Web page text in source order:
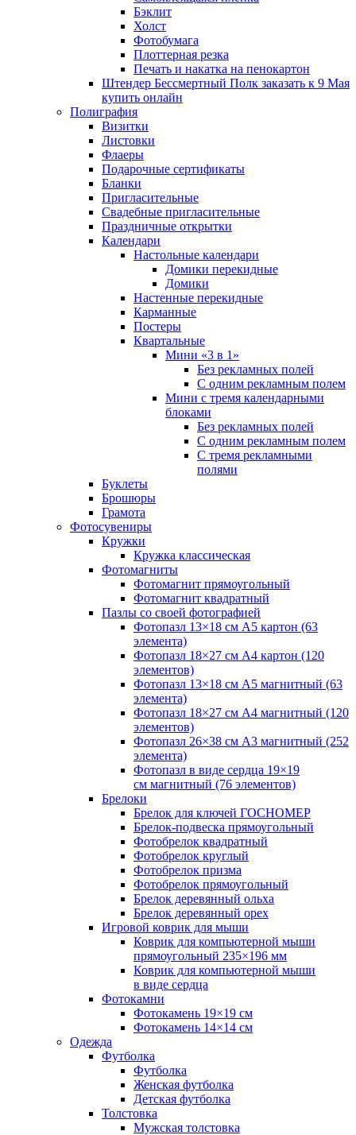
Бэклит
Холст
Фотобумага
Плоттерная резка
Печать и накатка на пенокартон
Штендер Бессмертный Полк заказать к 9 Мая
купить онлайн
Полиграфия
Визитки
Листовки
Флаеры
Подарочные сертификаты
Бланки
Пригласительные
Свадебные пригласительные
Праздничные открытки
Календари
Настольные календари
Домики перекидные
Домики
Настенные перекидные
Карманные
Постеры
Квартальные
Мини «3 в 1»
Без рекламных полей
С одним рекламным полем
Мини с тремя календарными
блоками
Без рекламных полей
С одним рекламным полем
С тремя рекламными
полями
Буклеты
Брошюры
Грамота
Фотосувениры
Кружки
Кружка классическая
Фотомагниты
Фотомагнит прямоугольный
Фотомагнит квадратный
Пазлы со своей фотографией
Фотопазл 13×18 см А5 картон (63
элемента)
Фотопазл 18×27 см А4 картон (120
элементов)
Фотопазл 13×18 см А5 магнитный (63
элемента)
Фотопазл 18×27 см А4 магнитный (120
элементов)
Фотопазл 26×38 см А3 магнитный (252
элемента)
Фотопазл в виде сердца 19×19
см магнитный (76 элементов)
Брелоки
Брелок для ключей ГОСНОМЕР
Брелок-подвеска прямоугольный
Фотобрелок квадратный
Фотобрелок круглый
Фотобрелок призма
Фотобрелок прямоугольный
Брелок деревянный ольха
Брелок деревянный орех
Игровой коврик для мыши
Коврик для компьютерной мыши
прямоугольный 235×196 мм
Коврик для компьютерной мыши
в виде сердца
Фотокамни
Фотокамень 19×19 см
Фотокамень 14×14 см
Одежда
Футболка
Футболка
Женская футболка
Детская футболка
Толстовка
Мужская толстовка